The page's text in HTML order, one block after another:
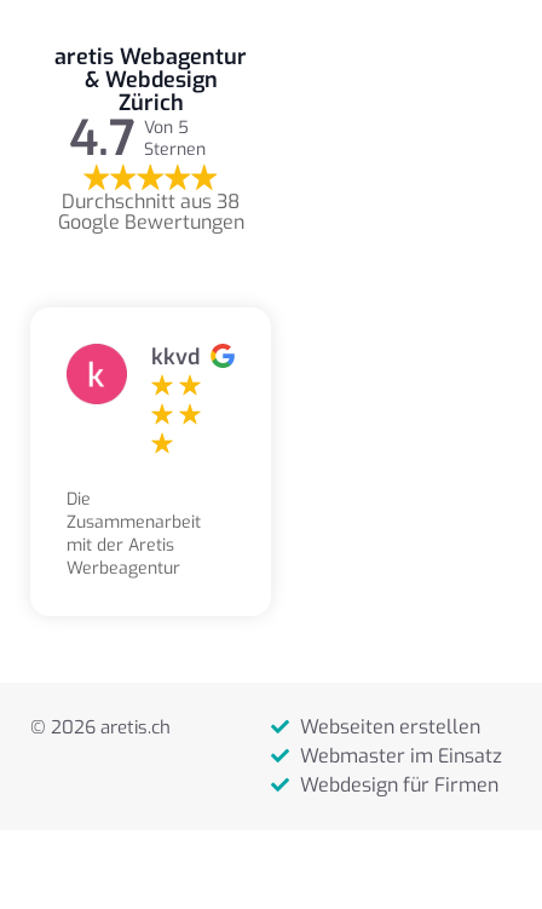
aretis Webagentur
& Webdesign
Zürich
4.7 Von 5
Sternen
Durchschnitt aus 38
Google Bewertungen
kkvd
Die
Zusammenarbeit
mit der Aretis
Werbeagentur
Gestaltungsarbeiten
© 2026 aretis.ch
Webseiten erstellen
Webmaster im Einsatz
Webdesign für Firmen